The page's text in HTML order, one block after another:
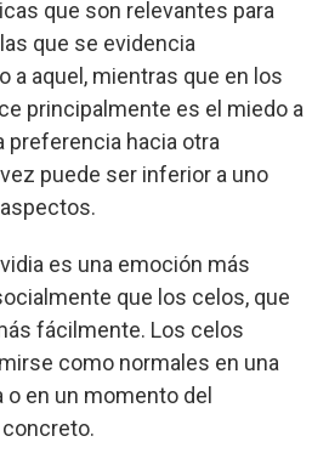
que son relevantes para
que se evidencia
a aquel, mientras que en los
principalmente es el miedo a
preferencia hacia otra
puede ser inferior a uno
es una emoción más
que los celos, que
fácilmente. Los celos
como normales en una
en un momento del